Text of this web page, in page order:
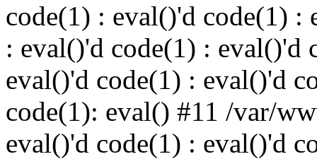
code(1) : eval()'d code(1) :
: eval()'d code(1) : eval()'d
eval()'d code(1) : eval()'d
code(1): eval() #11 /var/
eval()'d code(1) : eval()'d